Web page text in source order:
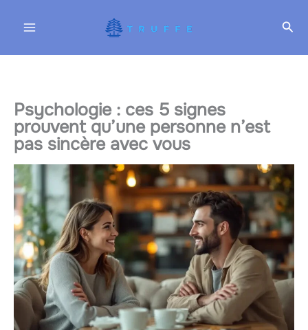
Psychologie : ces 5 signes
prouvent qu’une personne n’est
pas sincère avec vous